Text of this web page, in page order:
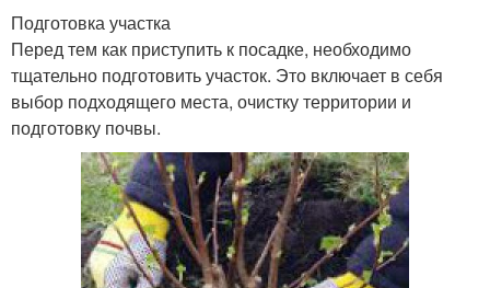
Подготовка участка
Перед тем как приступить к посадке, необходимо
тщательно подготовить участок. Это включает в себя
выбор подходящего места, очистку территории и
подготовку почвы.